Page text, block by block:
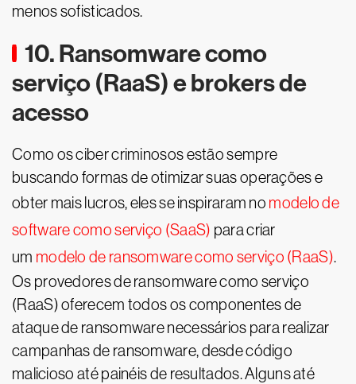
menos sofisticados.
10. Ransomware como
serviço (RaaS) e brokers de
acesso
Como os ciber criminosos estão sempre
buscando formas de otimizar suas operações e
obter mais lucros, eles se inspiraram no modelo de
software como serviço (SaaS) para criar
um modelo de ransomware como serviço (RaaS).
Os provedores de ransomware como serviço
(RaaS) oferecem todos os componentes de
ataque de ransomware necessários para realizar
campanhas de ransomware, desde código
malicioso até painéis de resultados. Alguns até